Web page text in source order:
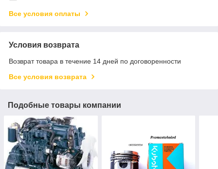
Все условия оплаты
Условия возврата
Возврат товара в течение 14 дней по договоренности
Все условия возврата
Подобные товары компании